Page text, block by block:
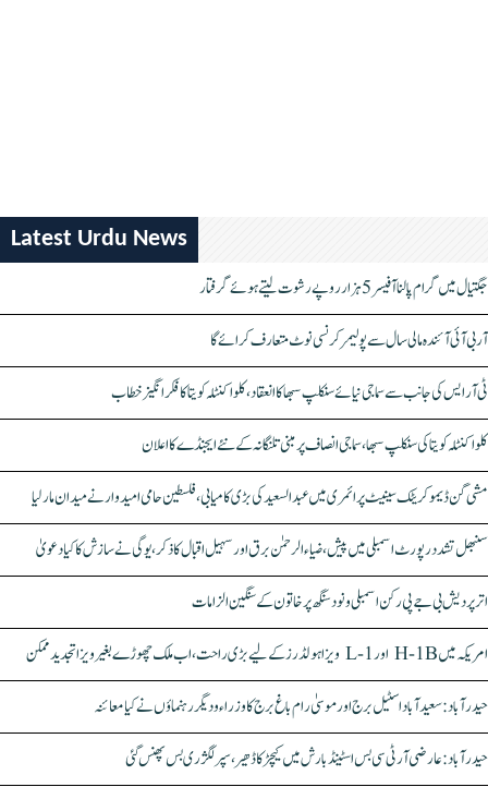
Latest Urdu News
جگتیال میں گرام پالنا آفیسر 5 ہزار روپے رشوت لیتے ہوئے گرفتار
آر بی آئی آئندہ مالی سال سے پولیمر کرنسی نوٹ متعارف کرائے گا
ٹی آر ایس کی جانب سے سماجی نیائے سنکلپ سبھا کا انعقاد، کلواکنٹلہ کویتا کا فکر انگیز خطاب
کلواکنٹلہ کویتا کی سنکلپ سبھا، سماجی انصاف پر مبنی تلنگانہ کے نئے ایجنڈے کا اعلان
مشی گن ڈیموکریٹک سینیٹ پرائمری میں عبدالسعید کی بڑی کامیابی، فلسطین حامی امیدوار نے میدان مار لیا
سنبھل تشدد رپورٹ اسمبلی میں پیش، ضیاء الرحمٰن برق اور سہیل اقبال کا ذکر، یوگی نے سازش کا کیا دعویٰ
اتر پردیش بی جے پی رکن اسمبلی ونود سنگھ پر خاتون کے سنگین الزامات
امریکہ میں H-1B اور L-1 ویزا ہولڈرز کے لیے بڑی راحت، اب ملک چھوڑے بغیر ویزا تجدید ممکن
حیدرآباد: سعیدآباد اسٹیل برج اور موسیٰ رام باغ برج کا وزراء و دیگر رہنماؤں نے کیا معائنہ
حیدرآباد: عارضی آر ٹی سی بس اسٹینڈ بارش میں کیچڑ کا ڈھیر، سپر لگژری بس پھنس گئی